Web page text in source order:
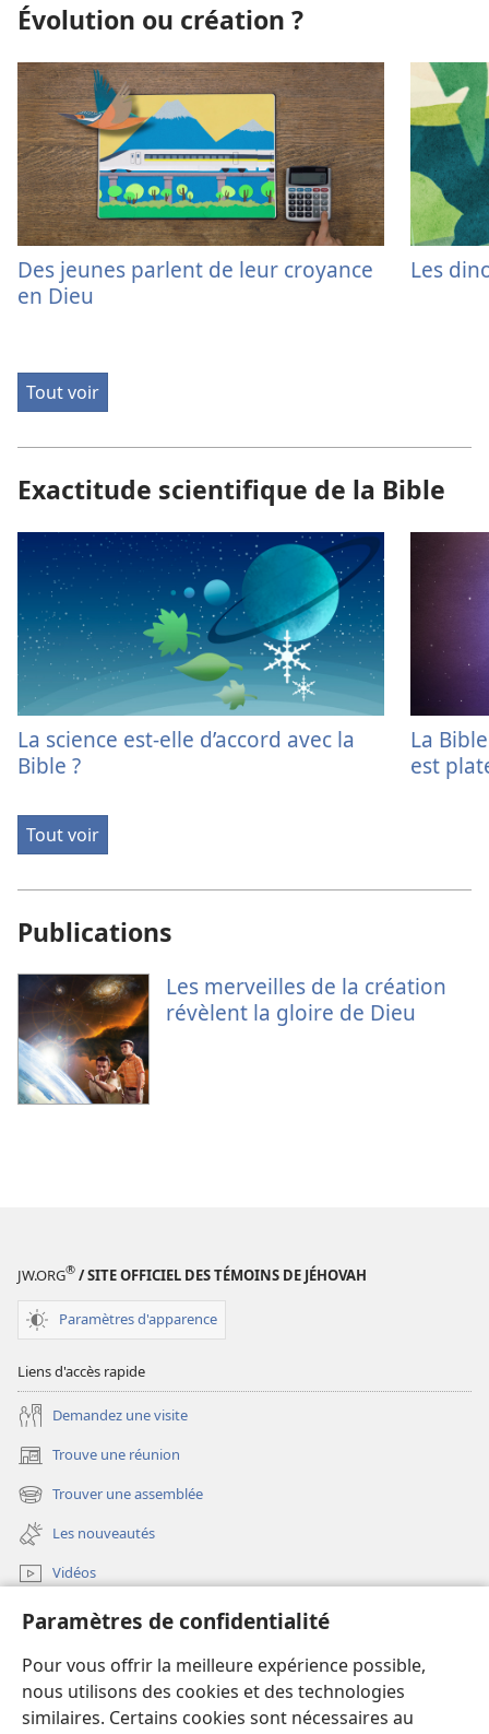
Paramètres de confidentialité
Pour vous offrir la meilleure expérience possible,
nous utilisons des cookies et des technologies
similaires. Certains cookies sont nécessaires au
Évolution ou création ?
Des jeunes parlent de leur croyance
en Dieu
Les
Tout voir
Exactitude scientifique de la Bible
La science est-​elle d’accord avec la
Bible ?
La
est
Tout voir
Publications
Les merveilles de la création
révèlent la gloire de Dieu
JW.ORG® / SITE OFFICIEL DES TÉMOINS DE JÉHOVAH
Paramètres d'apparence
Liens d'accès rapide
Demandez une visite
Trouve une réunion
(ouvre
une
nouvelle
fenêtre)
Trouver une assemblée
(ouvre
une
nouvelle
fenêtre)
Les nouveautés
Vidéos
Rechercher
(ouvre